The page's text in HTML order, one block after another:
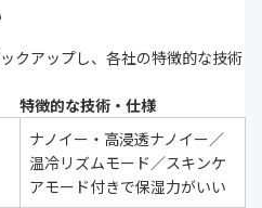
クアップし、各社の特徴的な技術
特徴的な技術・仕様
ナノイー・高浸透ナノイー／
温冷リズムモード／スキンケ
アモード付きで保湿力がいい